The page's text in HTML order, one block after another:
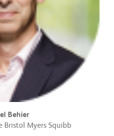
Behier
Bristol Myers Squibb